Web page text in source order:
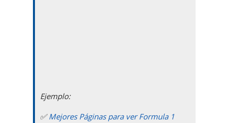
Ejemplo:
✅Mejores Páginas para ver Formula 1